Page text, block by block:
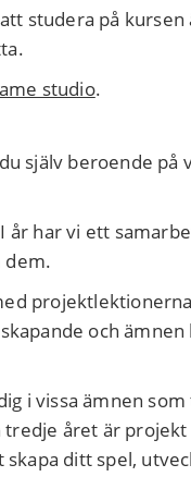
studera på
studio.
själv beroende på
har vi ett
dem.
och
i vissa ämnen
året är
skapa ditt spel,